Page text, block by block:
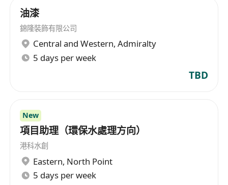
薪资范围：面議
经验：5年~10年
学历：大专以上
专业：土木工程相关背景
职位关键词：优先建筑咨询行业、其次设计院、再
技术事件或者其他事件。
需会：建筑行业政策解读、标准编制
油漆
錦隆裝飾有限公司
Central and Western, Admiralty
5 days per week
TBD
New
項目助理（環保水處理方向）
港科水創
Eastern, North Point
5 days per week